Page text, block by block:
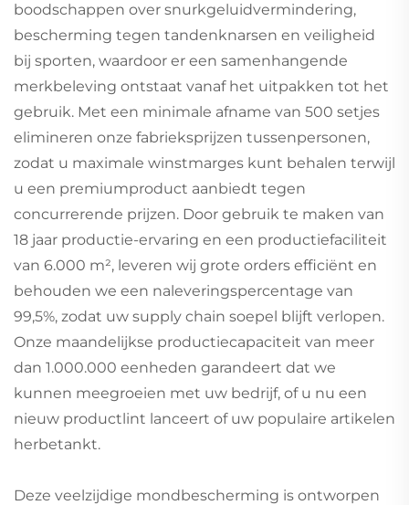
boodschappen over snurkgeluidvermindering,
bescherming tegen tandenknarsen en veiligheid
bij sporten, waardoor er een samenhangende
merkbeleving ontstaat vanaf het uitpakken tot het
gebruik. Met een minimale afname van 500 setjes
elimineren onze fabrieksprijzen tussenpersonen,
zodat u maximale winstmarges kunt behalen terwijl
u een premiumproduct aanbiedt tegen
concurrerende prijzen. Door gebruik te maken van
18 jaar productie-ervaring en een productiefaciliteit
van 6.000 m², leveren wij grote orders efficiënt en
behouden we een naleveringspercentage van
99,5%, zodat uw supply chain soepel blijft verlopen.
Onze maandelijkse productiecapaciteit van meer
dan 1.000.000 eenheden garandeert dat we
kunnen meegroeien met uw bedrijf, of u nu een
nieuw productlint lanceert of uw populaire artikelen
herbetankt.
Deze veelzijdige mondbescherming is ontworpen